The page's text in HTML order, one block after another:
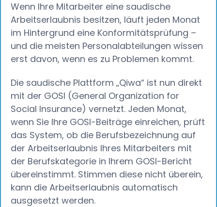
Wenn Ihre Mitarbeiter eine saudische
Arbeitserlaubnis besitzen, läuft jeden Monat
im Hintergrund eine Konformitätsprüfung –
und die meisten Personalabteilungen wissen
erst davon, wenn es zu Problemen kommt.
Die saudische Plattform „Qiwa“ ist nun direkt
mit der GOSI (General Organization for
Social Insurance) vernetzt. Jeden Monat,
wenn Sie Ihre GOSI-Beiträge einreichen, prüft
das System, ob die Berufsbezeichnung auf
der Arbeitserlaubnis Ihres Mitarbeiters mit
der Berufskategorie in Ihrem GOSI-Bericht
übereinstimmt. Stimmen diese nicht überein,
kann die Arbeitserlaubnis automatisch
ausgesetzt werden.